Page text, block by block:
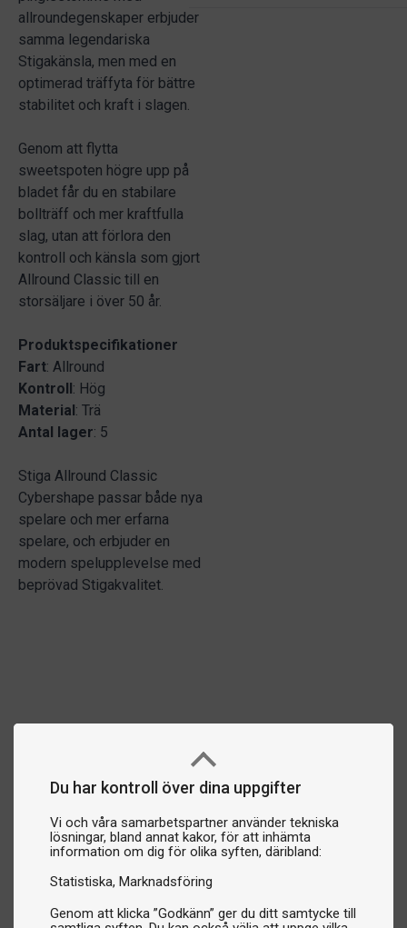
Du har kontroll över dina uppgifter
Vi och våra samarbetspartner använder tekniska
lösningar, bland annat kakor, för att inhämta
information om dig för olika syften, däribland:
Statistiska Marknadsföring
Genom att klicka ”Godkänn” ger du ditt samtycke till
allroundegenskaper erbjuder
samma legendariska
Stigakänsla, men med en
optimerad träffyta för bättre
stabilitet och kraft i slagen.
Genom att flytta
sweetspoten högre upp på
bladet får du en stabilare
bollträff och mer kraftfulla
slag, utan att förlora den
kontroll och känsla som gjort
Allround Classic till en
storsäljare i över 50 år.
Produktspecifikationer
Fart: Allround
Kontroll: Hög
Material: Trä
Antal lager: 5
Stiga Allround Classic
Cybershape passar både nya
spelare och mer erfarna
spelare, och erbjuder en
modern spelupplevelse med
beprövad Stigakvalitet.